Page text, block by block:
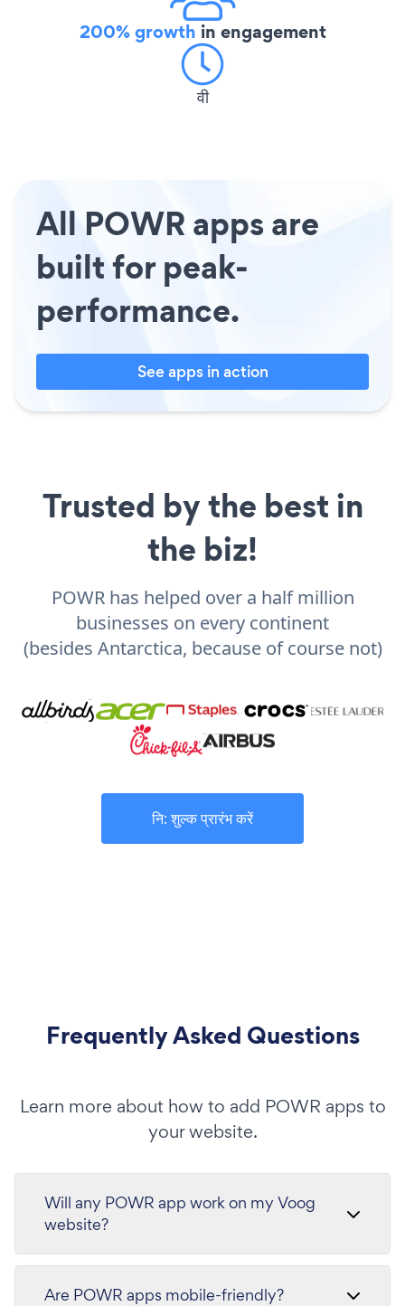
200% growth in engagement
वी
All POWR apps are
built for peak-
performance.
See apps in action
Trusted by the best in
the biz!
POWR has helped over a half million
businesses on every continent
(besides Antarctica, because of course not)
नि: शुल्क प्रारंभ करें
Frequently Asked Questions
Learn more about how to add POWR apps to
your website.
Will any POWR app work on my Voog
website?
Are POWR apps mobile-friendly?